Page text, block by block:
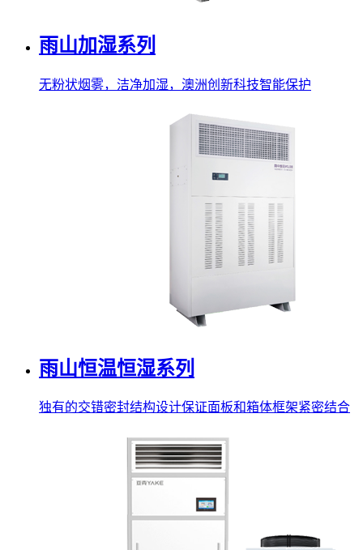
雨山加湿系列
无粉状烟雾，洁净加湿，澳洲创新科技智能保护
雨山恒温恒湿系列
独有的交错密封结构设计保证面板和箱体框架紧密结合